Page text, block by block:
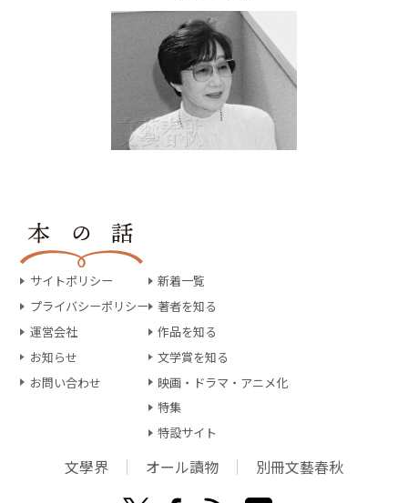
サイトポリシー
プライバシーポリシー
運営会社
お知らせ
お問い合わせ
新着一覧
著者を知る
作品を知る
文学賞を知る
映画・ドラマ・アニメ化
特集
特設サイト
文學界 オール讀物 別冊文藝春秋